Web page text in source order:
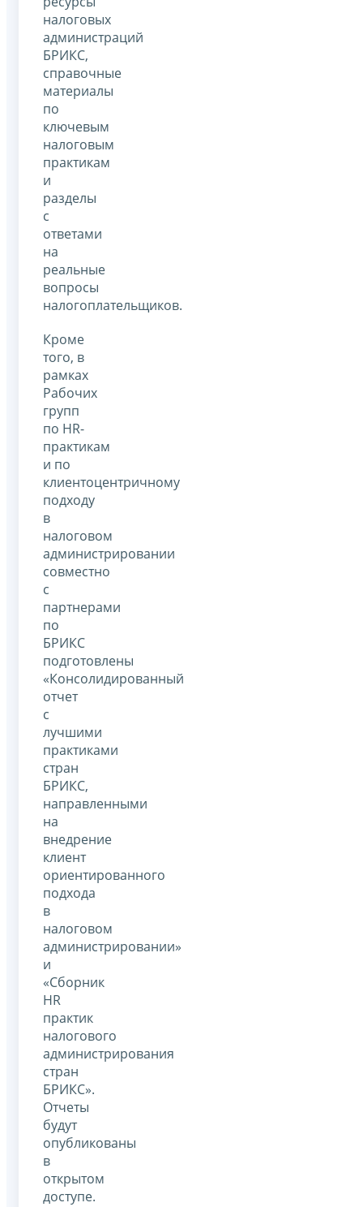
налоговых
администраций
БРИКС,
справочные
материалы
по
ключевым
налоговым
практикам
и
разделы
с
ответами
на
реальные
вопросы
налогоплательщиков.
Кроме
того, в
рамках
Рабочих
групп
по HR-
практикам
и по
клиентоцентричному
подходу
в
налоговом
администрировании
совместно
с
партнерами
по
БРИКС
подготовлены
«Консолидированный
отчет
с
лучшими
практиками
стран
БРИКС,
направленными
на
внедрение
клиент
ориентированного
подхода
в
налоговом
администрировании»
и
«Сборник
HR
практик
налогового
администрирования
стран
БРИКС».
Отчеты
будут
опубликованы
в
открытом
доступе.